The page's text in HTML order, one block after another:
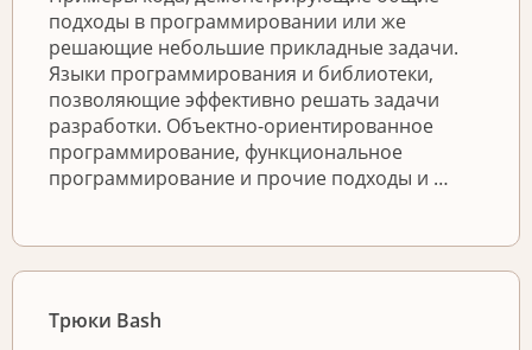
подходы в программировании или же
решающие небольшие прикладные задачи.
Языки программирования и библиотеки,
позволяющие эффективно решать задачи
разработки. Объектно-ориентированное
программирование, функциональное
программирование и прочие подходы и …
Трюки Bash